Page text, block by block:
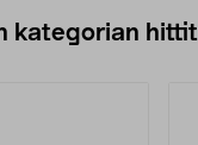
kategorian